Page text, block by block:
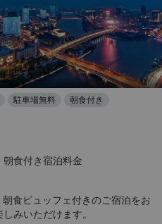
駐車場無料 朝食付き
朝食付き宿泊料金
食ビュッフェ付きのご宿泊をお
しみいただけます。